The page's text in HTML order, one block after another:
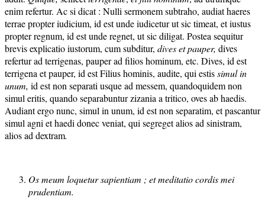
enim refertur. Ac si dicat : Nulli sermonem subtraho, audiat haeres
terrae propter iudicium, id est unde iudicetur ut sic timeat, et iustus
propter regnum, id est unde regnet, ut sic diligat. Postea sequitur
brevis explicatio iustorum, cum subditur, dives et pauper, dives
refertur ad terrigenas, pauper ad filios hominum, etc. Dives, id est
terrigena et pauper, id est Filius hominis, audite, qui estissimul in
unum, id est non separati usque ad messem, quandoquidem non
simul eritis, quando separabuntur zizania a tritico, oves ab haedis.
Audiant ergo nunc, simul in unum, id est non separatim, et pascantur
simul agni et haedi donec veniat, qui segreget alios ad sinistram,
alios ad dextram.
Os meum loquetur sapientiam ; etmeditatio cordis mei
prudentiam.